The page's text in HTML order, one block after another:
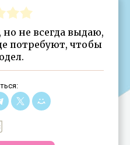
не всегда выдаю,
потребуют, чтобы